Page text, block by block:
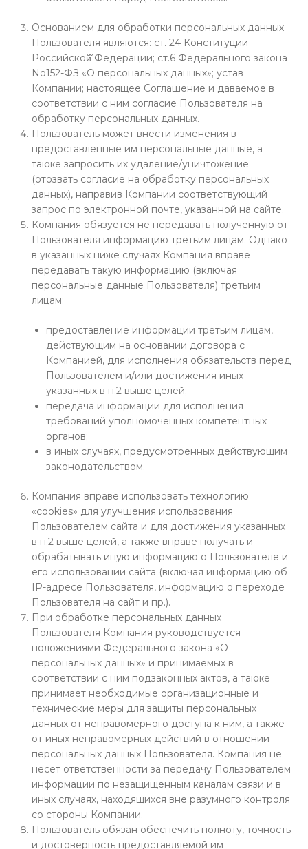
Основанием для обработки персональных данных
Пользователя являются: ст. 24 Конституции
Российской̆ Федерации; ст.6 Федерального закона
No152-ФЗ «О персональных данных»; устав
Компании; настоящее Соглашение и даваемое в
соответствии с ним согласие Пользователя на
обработку персональных данных.
Пользователь может внести изменения в
предоставленные им персональные данные, а
также запросить их удаление/уничтожение
(отозвать согласие на обработку персональных
данных), направив Компании соответствующий
запрос по электронной почте, указанной на сайте.
Компания обязуется не передавать полученную от
Пользователя информацию третьим лицам. Однако
в указанных ниже случаях Компания вправе
передавать такую информацию (включая
персональные данные Пользователя) третьим
лицам:
предоставление информации третьим лицам,
действующим на основании договора с
Компанией, для исполнения обязательств перед
Пользователем и/или достижения иных
указанных в п.2 выше целей;
передача информации для исполнения
требований уполномоченных компетентных
органов;
в иных случаях, предусмотренных действующим
законодательством.
Компания вправе использовать технологию
«cookies» для улучшения использования
Пользователем сайта и для достижения указанных
в п.2 выше целей, а также вправе получать и
обрабатывать иную информацию о Пользователе и
его использовании сайта (включая информацию об
IP-адресе Пользователя, информацию о переходе
Пользователя на сайт и пр.).
При обработке персональных данных
Пользователя Компания руководствуется
положениями Федерального закона «О
персональных данных» и принимаемых в
соответствии с ним подзаконных актов, а также
принимает необходимые организационные и
технические меры для защиты персональных
данных от неправомерного доступа к ним, а также
от иных неправомерных действий в отношении
персональных данных Пользователя. Компания не
несет ответственности за передачу Пользователем
информации по незащищенным каналам связи и в
иных случаях, находящихся вне разумного контроля
со стороны Компании.
Пользователь обязан обеспечить полноту, точность
и достоверность предоставляемой им